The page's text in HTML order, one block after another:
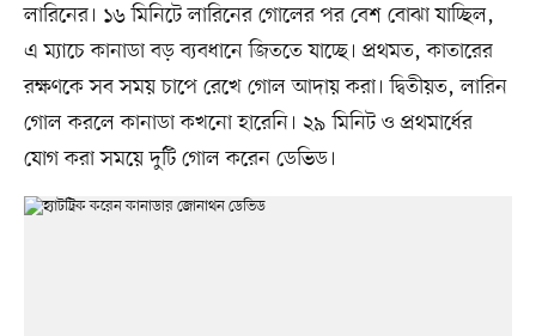
লারিনের। ১৬ মিনিটে লারিনের গোলের পর বেশ বোঝা যাচ্ছিল,
এ ম্যাচে কানাডা বড় ব্যবধানে জিততে যাচ্ছে। প্রথমত, কাতারের
রক্ষণকে সব সময় চাপে রেখে গোল আদায় করা। দ্বিতীয়ত, লারিন
গোল করলে কানাডা কখনো হারেনি। ২৯ মিনিট ও প্রথমার্ধের
যোগ করা সময়ে দুটি গোল করেন ডেভিড।